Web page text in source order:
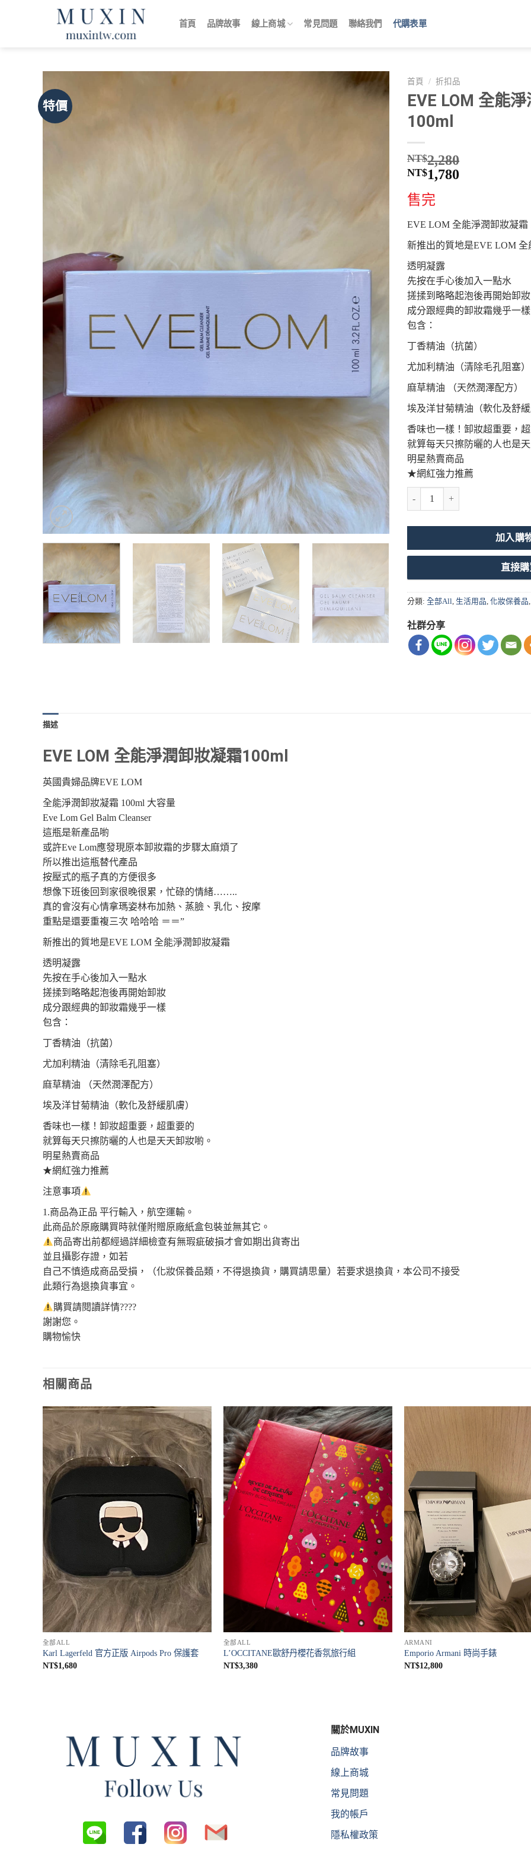
首頁 品牌故事 線上商城 常見問題 聯絡我們 代購表單
特價
首頁 / 折扣品
EVE LOM 全能
100ml
NT$2,280
NT$1,780
售完
EVE LOM 全能淨潤卸妝凝霜
新推出的質地是EVE LOM 全
透明凝露
先按在手心後加入一點水
搓揉到略略起泡後再開始卸妝
成分跟經典的卸妝霜幾乎一樣
包含：
丁香精油（抗菌）
尤加利精油（清除毛孔阻塞）
麻草精油 （天然潤澤配方）
埃及洋甘菊精油（軟化及舒緩
香味也一樣！卸妝超重要，
就算每天只擦防曬的人也是天
明星熱賣商品
★網紅強力推薦
加入購
直接購
分類: 全部All 生活用品 化妝保養品
社群分享
描述
EVE LOM 全能淨潤卸妝凝霜100ml
英國貴婦品牌EVE LOM
全能淨潤卸妝凝霜 100ml 大容量
Eve Lom Gel Balm Cleanser
這瓶是新產品喲
或許Eve Lom應發現原本卸妝霜的步驟太麻煩了
所以推出這瓶替代產品
按壓式的瓶子真的方便很多
想像下班後回到家很晚很累，忙碌的情緒……..
真的會沒有心情拿瑪姿林布加熱、蒸臉、乳化、按摩
重點是還要重複三次 哈哈哈 ＝＝”
新推出的質地是EVE LOM 全能淨潤卸妝凝霜
透明凝露
先按在手心後加入一點水
搓揉到略略起泡後再開始卸妝
成分跟經典的卸妝霜幾乎一樣
包含：
丁香精油（抗菌）
尤加利精油（清除毛孔阻塞）
麻草精油 （天然潤澤配方）
埃及洋甘菊精油（軟化及舒緩肌膚）
香味也一樣！卸妝超重要，超重要的
就算每天只擦防曬的人也是天天卸妝喲。
明星熱賣商品
★網紅強力推薦
注意事項
1.商品為正品 平行輸入，航空運輸。
此商品於原廠購買時就僅附贈原廠紙盒包裝並無其它。
商品寄出前都經過詳細檢查有無瑕疵破損才會如期出貨寄出
並且攝影存證，如若
自己不慎造成商品受損，（化妝保養品類，不得退換貨，購買請思量）若要求退換貨，本公司不接受
此類行為退換貨事宜。
購買請閱讀詳情????
謝謝您。
購物愉快
相關商品
全部ALL
Karl Lagerfeld 官方正版 Airpods Pro 保護套
NT$1,680
全部ALL
L’OCCITANE歐舒丹櫻花香氛旅行組
NT$3,380
ARMANI
Emporio Armani 時尚手錶
NT$12,800
關於MUXIN
品牌故事
線上商城
常見問題
我的帳戶
隱私權政策